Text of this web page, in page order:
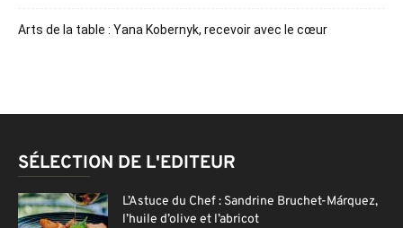
Arts de la table : Yana Kobernyk, recevoir avec le cœur
SÉLECTION DE L'EDITEUR
L’Astuce du Chef : Sandrine Bruchet-Márquez,
l’huile d’olive et l’abricot